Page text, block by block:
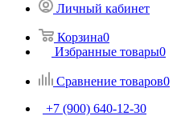
Личный кабинет
Корзина0
Избранные товары0
Сравнение товаров0
+7 (900) 640-12-30